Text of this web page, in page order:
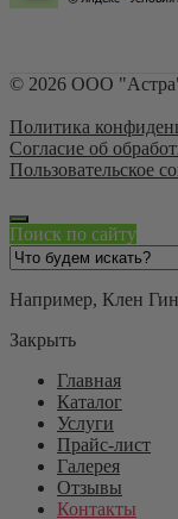
© 2026 ООО
Политика
Согласие об
Пользовательское
Поиск по сайту
Например, Клен
Закрыть
Главная
Каталог
Услуги
Прайс-лист
Галерея
Отзывы
Контакты